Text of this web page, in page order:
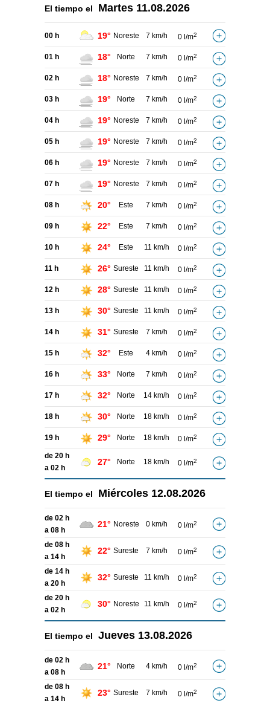
El tiempo el Martes 11.08.2026
00 h 19° Noreste 7 km/h 0 l/m2
01 h 18° Norte 7 km/h 0 l/m2
02 h 18° Noreste 7 km/h 0 l/m2
03 h 19° Norte 7 km/h 0 l/m2
04 h 19° Noreste 7 km/h 0 l/m2
05 h 19° Noreste 7 km/h 0 l/m2
06 h 19° Noreste 7 km/h 0 l/m2
07 h 19° Noreste 7 km/h 0 l/m2
08 h 20° Este 7 km/h 0 l/m2
09 h 22° Este 7 km/h 0 l/m2
10 h 24° Este 11 km/h 0 l/m2
11 h 26° Sureste 11 km/h 0 l/m2
12 h 28° Sureste 11 km/h 0 l/m2
13 h 30° Sureste 11 km/h 0 l/m2
14 h 31° Sureste 7 km/h 0 l/m2
15 h 32° Este 4 km/h 0 l/m2
16 h 33° Norte 7 km/h 0 l/m2
17 h 32° Norte 14 km/h 0 l/m2
18 h 30° Norte 18 km/h 0 l/m2
19 h 29° Norte 18 km/h 0 l/m2
de 20 h
a 02 h
27° Norte 18 km/h 0 l/m2
El tiempo el Miércoles 12.08.2026
de 02 h
a 08 h
21° Noreste 0 km/h 0 l/m2
de 08 h
a 14 h
22° Sureste 7 km/h 0 l/m2
de 14 h
a 20 h
32° Sureste 11 km/h 0 l/m2
de 20 h
a 02 h
30° Noreste 11 km/h 0 l/m2
El tiempo el Jueves 13.08.2026
de 02 h
a 08 h
21° Norte 4 km/h 0 l/m2
de 08 h
a 14 h
23° Sureste 7 km/h 0 l/m2